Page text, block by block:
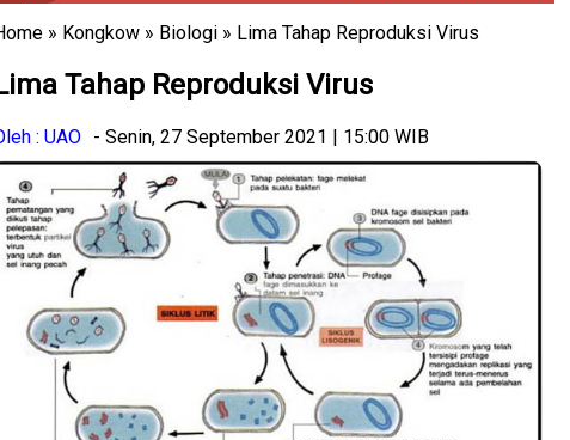
» Kongkow » Biologi » Lima Tahap Reproduksi Virus
Tahap Reproduksi Virus
: UAO - Senin, 27 September 2021 | 15:00 WIB